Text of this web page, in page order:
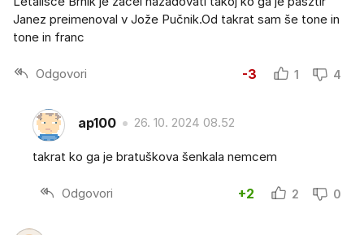
Janez preimenoval v Jože Pučnik.Od takrat sam še tone in
tone in franc
Odgovori -3 1 4
ap100 26. 10. 2024 08.52
takrat ko ga je bratuškova šenkala nemcem
Odgovori +2 2 0